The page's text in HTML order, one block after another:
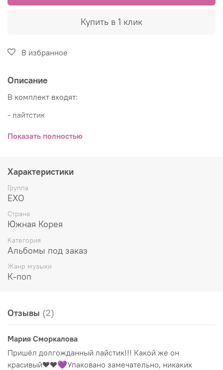
Купить в 1 клик
В избранное
Описание
В комплект входят:
- лайтстик
- шнурок
- инструкция
Показать полностью
Характеристики
Группа
EXO
Страна
Южная Корея
Категория
Альбомы под заказ
Жанр музыки
К-поп
Отзывы (2)
Мария Сморкалова
Пришёл долгожданный лайстик!!! Какой же он
красивый❤❤💜Упаковано замечательно, никаких